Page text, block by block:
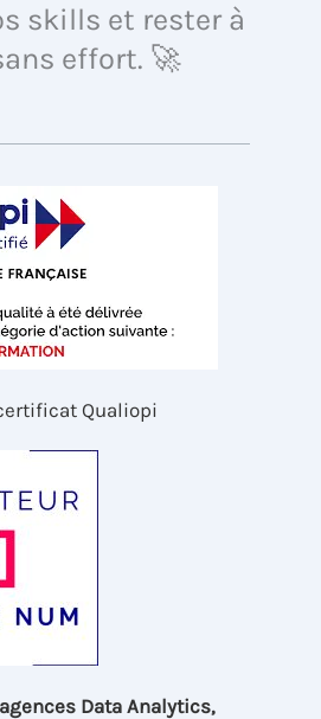
skills et rester à
effort. 🚀
Qualiopi
Data Analytics,